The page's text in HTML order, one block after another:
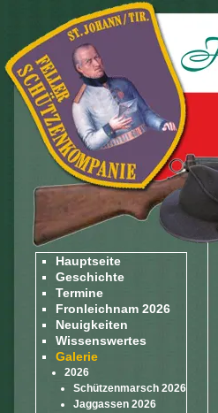
Hauptseite
Geschichte
Termine
Fronleichnam 2026
Neuigkeiten
Wissenswertes
Galerie
2026
Schützenmarsch 2026
Jaggassen 2026